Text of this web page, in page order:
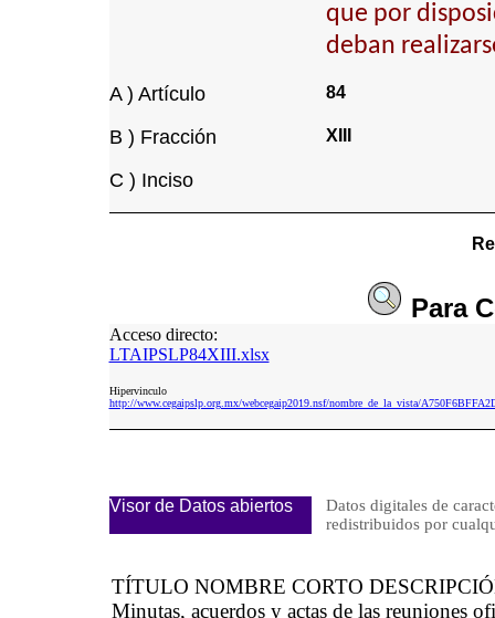
que por
deban
A ) Artículo 84
B ) Fracción XIII
C ) Inciso
Para
Acceso directo:
LTAIPSLP84XIII.xlsx
Hipervinculo
http://www.cegaipslp.org.mx/webcegaip2019.nsf/nombre_de_la_vista/
Visor de Datos abiertos
Datos digitales de
redistribuidos por
TÍTULO NOMBRE CORTO
Minutas, acuerdos y actas de las reuniones